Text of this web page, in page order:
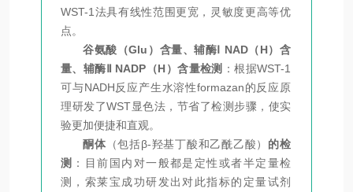
WST-1法具有线性范围更宽，灵敏度更高等优
点。
谷氨酸（Glu）含量、辅酶Ⅰ NAD（H）含
量、辅酶Ⅱ NADP（H）含量检测 ：根据WST-1
可与NADH反应产生水溶性formazan的反应原
理研发了WST显色法，节省了检测步骤，使实
验更加便捷和直观。
酮体（包括β-羟基丁酸和乙酰乙酸） 的检
测 ：目前国内对一般都是定性或者半定量检
测，索莱宝成功研发出对此指标的定量试剂